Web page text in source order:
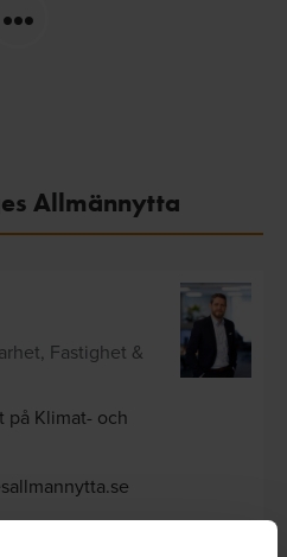
Allmännytta
Fastighet &
på Klimat- och